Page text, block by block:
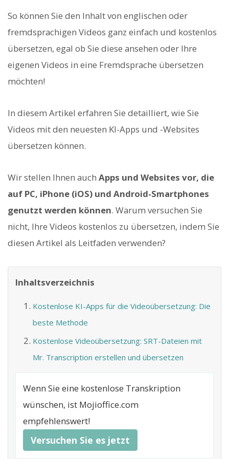
So können Sie den Inhalt von englischen oder
fremdsprachigen Videos ganz einfach und kostenlos
übersetzen, egal ob Sie diese ansehen oder Ihre
eigenen Videos in eine Fremdsprache übersetzen
möchten!
In diesem Artikel erfahren Sie detailliert, wie Sie
Videos mit den neuesten KI-Apps und -Websites
übersetzen können.
Wir stellen Ihnen auch Apps und Websites vor, die
auf PC, iPhone (iOS) und Android-Smartphones
genutzt werden können. Warum versuchen Sie
nicht, Ihre Videos kostenlos zu übersetzen, indem Sie
diesen Artikel als Leitfaden verwenden?
Inhaltsverzeichnis
Kostenlose KI-Apps für die Videoübersetzung: Die
beste Methode
Kostenlose Videoübersetzung: SRT-Dateien mit
Mr. Transcription erstellen und übersetzen
Wenn Sie eine kostenlose Transkription
wünschen, ist Mojioffice.com
empfehlenswert!
Versuchen Sie es jetzt